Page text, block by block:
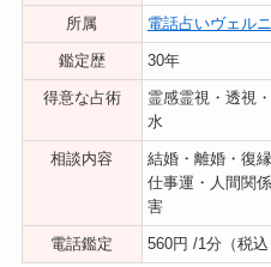
所属 電話占いヴェルニ
鑑定歴 30年
得意な占術
霊感霊視・透視
水
相談内容
結婚・離婚・復
仕事運・人間関
害
電話鑑定 560円 /1分（税込